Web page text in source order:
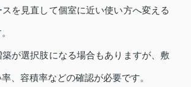
を見直して個室に近い使い方へ変える
が選択肢になる場合もありますが、敷
、容積率などの確認が必要です。